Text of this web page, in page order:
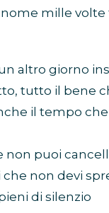
mille volte
altro giorno
tutto il bene
il tempo
non puoi
che non devi
di silenzio